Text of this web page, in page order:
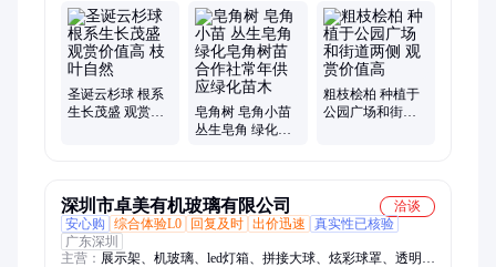
红叶李、榆叶梅、小叶丁香、大叶丁香、蓝叶忍冬、三角枫、五
角枫、红叶榆叶梅、桃叶卫矛、金叶榆、紫丁香、金叶复叶槭、
美国红枫
圣诞云杉球 根系
生长茂盛 观赏价
皂角树 皂角小苗
丛生皂角 绿化皂
粗枝桧柏 种植于
公园广场和街道
深圳市卓美有机玻璃有限公司
洽谈
安心购
综合体验L0 回复及时 出价迅速
真实性已核验
广东深圳
主营： 展示架、机玻璃、led灯箱、拼接大球、炫彩球罩、透明亚